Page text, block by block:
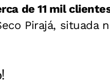
de 11 mil
Pirajá, situada